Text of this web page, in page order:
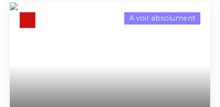
A voir absolument